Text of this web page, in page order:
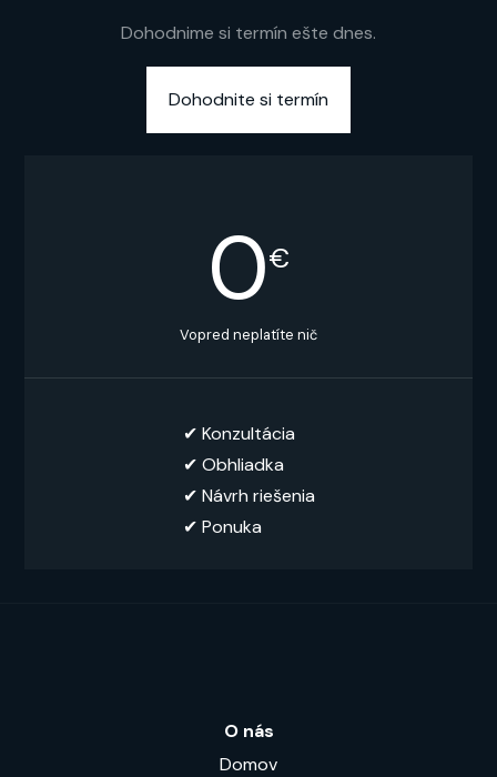
Dohodnime si termín ešte dnes.
Dohodnite si termín
0€
Vopred neplatíte nič
✔︎ Konzultácia
✔︎ Obhliadka
✔︎ Návrh riešenia
✔ Ponuka
O nás
Domov